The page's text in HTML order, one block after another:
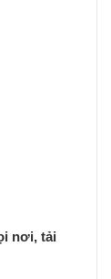
nơi, tải